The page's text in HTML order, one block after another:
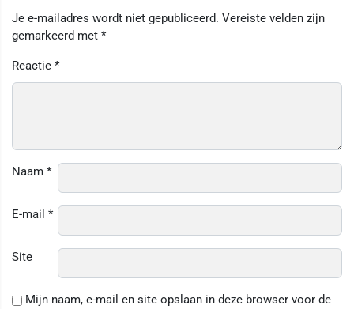
Je e-mailadres wordt niet gepubliceerd. Vereiste velden zijn
gemarkeerd met *
Reactie *
Naam *
E-mail *
Site
Mijn naam, e-mail en site opslaan in deze browser voor de